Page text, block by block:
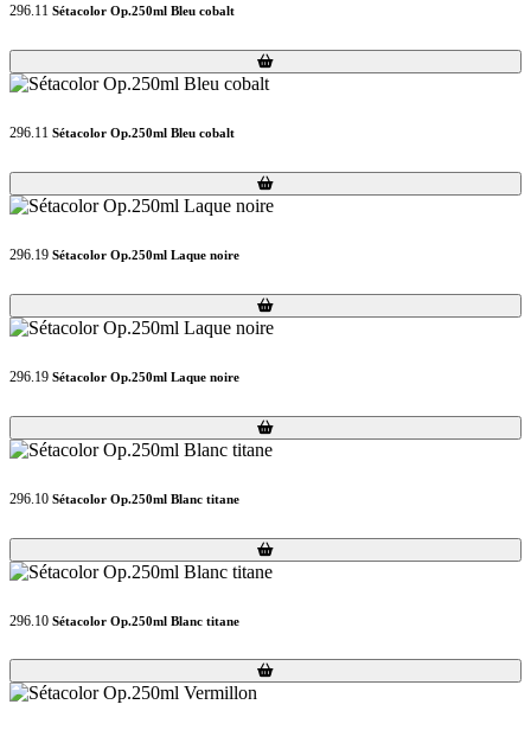
296.11 Sétacolor Op.250ml Bleu cobalt
Loading...
Loading...
296.11 Sétacolor Op.250ml Bleu cobalt
Loading...
Loading...
296.19 Sétacolor Op.250ml Laque noire
Loading...
Loading...
296.19 Sétacolor Op.250ml Laque noire
Loading...
Loading...
296.10 Sétacolor Op.250ml Blanc titane
Loading...
Loading...
296.10 Sétacolor Op.250ml Blanc titane
Loading...
Loading...